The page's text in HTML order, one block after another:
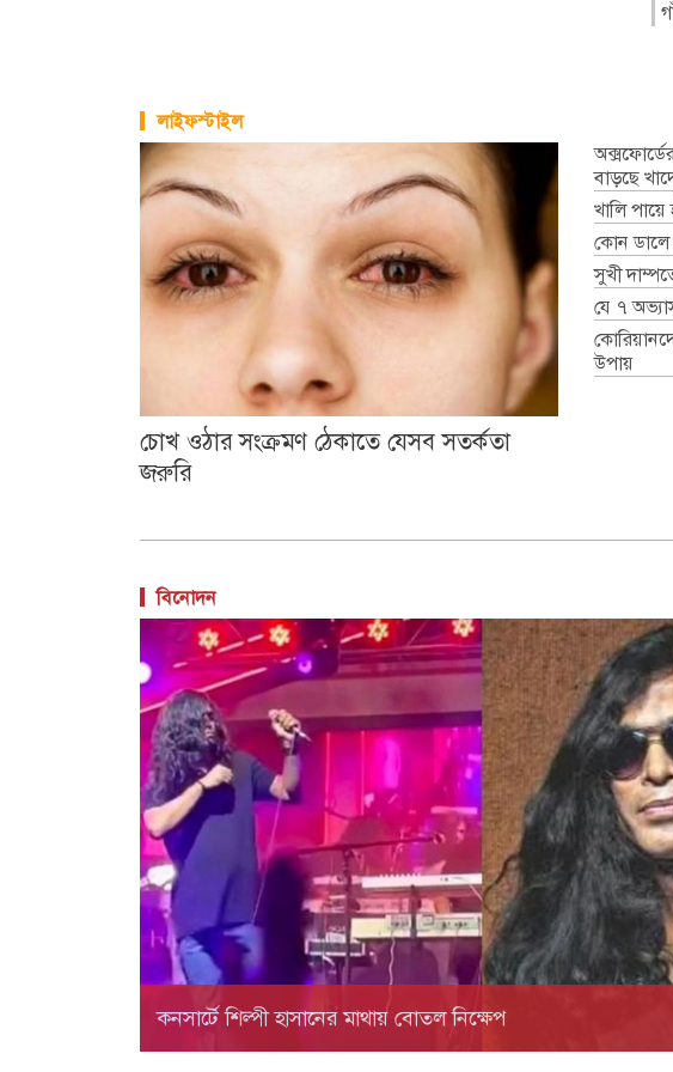
লাইফস্টাইল
চোখ ওঠার সংক্রমণ ঠেকাতে যেসব সতর্কতা
জরুরি
বাড়ছে
খালি পায়ে
কোন ডালে
সুখী
যে ৭
উপায়
বিনোদন
কনসার্টে শিল্পী হাসানের মাথায় বোতল নিক্ষেপ